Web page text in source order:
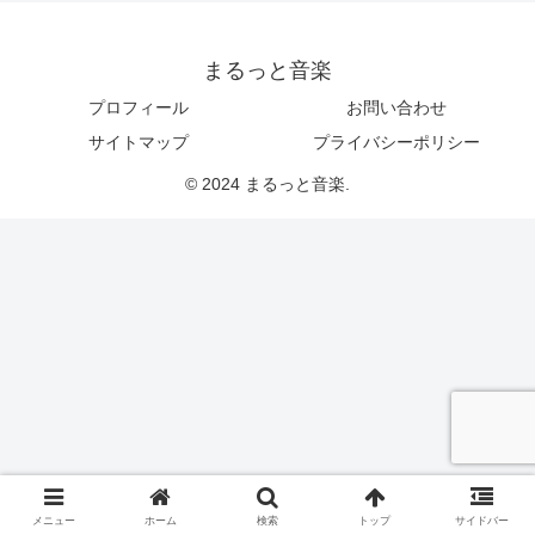
まるっと音楽
プロフィール
お問い合わせ
サイトマップ
プライバシーポリシー
© 2024 まるっと音楽.
メニュー ホーム 検索 トップ サイドバー